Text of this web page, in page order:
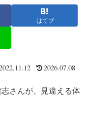
はてブ
2026.07.08
さんが、見違える体